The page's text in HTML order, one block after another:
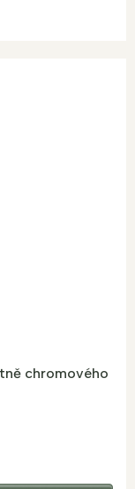
chromového